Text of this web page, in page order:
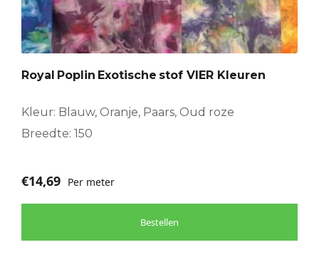
Royal Poplin Exotische stof VIER Kleuren
Kleur: Blauw, Oranje, Paars, Oud roze
Breedte: 150
€14,69 Per meter
Bestellen
meerdere
variaties.
Deze
kan
worden
op